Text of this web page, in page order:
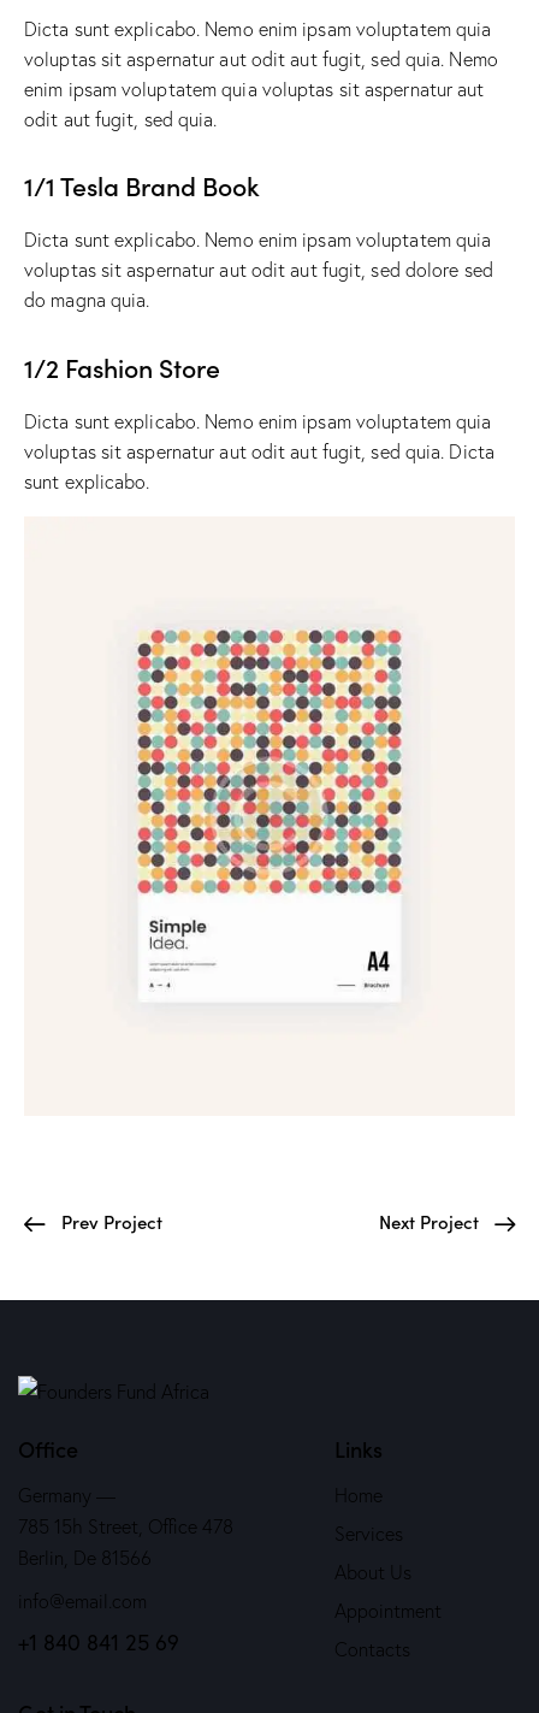
Dicta sunt explicabo. Nemo enim ipsam voluptatem quia
voluptas sit aspernatur aut odit aut fugit, sed quia. Nemo
enim ipsam voluptatem quia voluptas sit aspernatur aut
odit aut fugit, sed quia.
1/1 Tesla Brand Book
Dicta sunt explicabo. Nemo enim ipsam voluptatem quia
voluptas sit aspernatur aut odit aut fugit, sed dolore sed
do magna quia.
1/2 Fashion Store
Dicta sunt explicabo. Nemo enim ipsam voluptatem quia
voluptas sit aspernatur aut odit aut fugit, sed quia. Dicta
sunt explicabo.
Prev Project Next Project
Office
Germany —
785 15h Street, Office 478
Berlin, De 81566
info@email.com
+1 840 841 25 69
Links
Home
Services
About Us
Appointment
Contacts